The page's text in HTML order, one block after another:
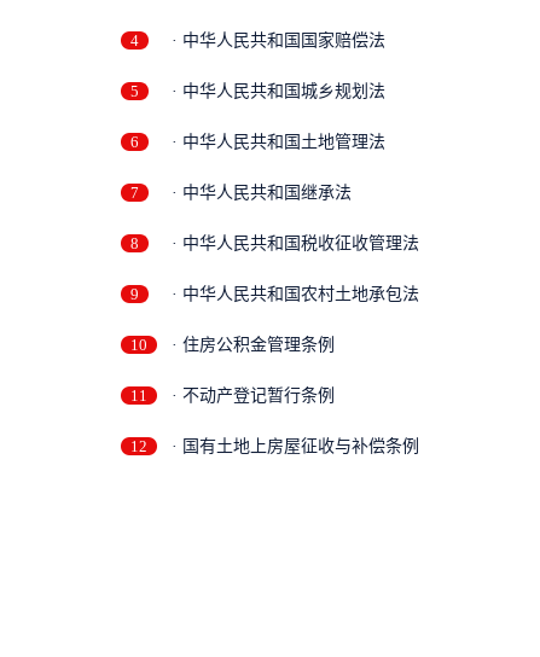
4 · 中华人民共和国国家赔偿法
5 · 中华人民共和国城乡规划法
6 · 中华人民共和国土地管理法
7 · 中华人民共和国继承法
8 · 中华人民共和国税收征收管理法
9 · 中华人民共和国农村土地承包法
10 · 住房公积金管理条例
11 · 不动产登记暂行条例
12 · 国有土地上房屋征收与补偿条例